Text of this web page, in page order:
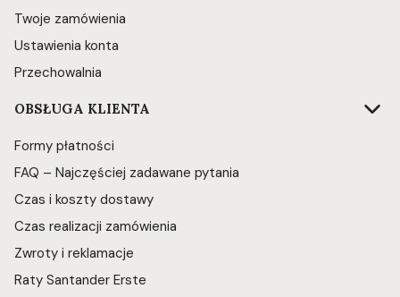
Twoje zamówienia
Ustawienia konta
Przechowalnia
OBSŁUGA KLIENTA
Formy płatności
FAQ – Najczęściej zadawane pytania
Czas i koszty dostawy
Czas realizacji zamówienia
Zwroty i reklamacje
Raty Santander Erste